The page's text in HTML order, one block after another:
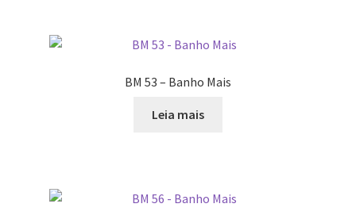
BM 53 – Banho Mais
Leia mais